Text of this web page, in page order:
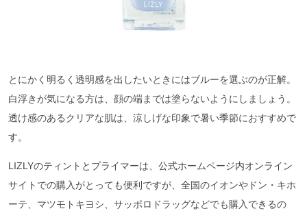
とにかく明るく透明感を出したいときにはブルーを選ぶのが正解。
白浮きが気になる方は、顔の端までは塗らないようにしましょう。
透け感のあるクリアな肌は、涼しげな印象で暑い季節におすすめで
す。
LIZLYのティントとプライマーは、公式ホームページ内オンライン
サイトでの購入がとっても便利ですが、全国のイオンやドン・キホ
ーテ、マツモトキヨシ、サッポロドラッグなどでも購入できるの